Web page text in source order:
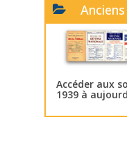
Accéder aux
1939 à